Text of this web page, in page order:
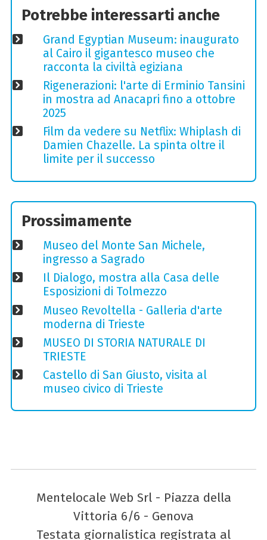
Potrebbe interessarti anche
Grand Egyptian Museum: inaugurato
al Cairo il gigantesco museo che
racconta la civiltà egiziana
Rigenerazioni: l'arte di Erminio Tansini
in mostra ad Anacapri fino a ottobre
2025
Film da vedere su Netflix: Whiplash di
Damien Chazelle. La spinta oltre il
limite per il successo
Prossimamente
Museo del Monte San Michele,
ingresso a Sagrado
Il Dialogo, mostra alla Casa delle
Esposizioni di Tolmezzo
Museo Revoltella - Galleria d'arte
moderna di Trieste
MUSEO DI STORIA NATURALE DI
TRIESTE
Castello di San Giusto, visita al
museo civico di Trieste
Mentelocale Web Srl - Piazza della
Vittoria 6/6 - Genova
Testata giornalistica registrata al